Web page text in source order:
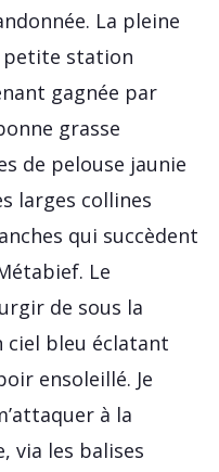
La pleine
petite station
gagnée par
grasse
de pelouse jaunie
larges collines
qui succèdent
Le
de sous la
ciel bleu éclatant
ensoleillé. Je
à la
via les balises